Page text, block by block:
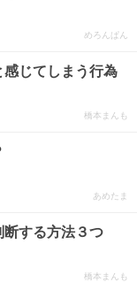
めろんぱん
じてしまう行為
橋本まんも
あめたま
する方法３つ
橋本まんも